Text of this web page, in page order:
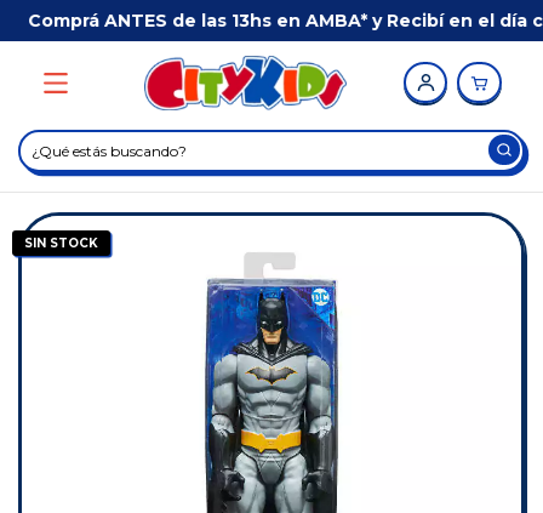
Comprá ANTES de las 13hs en AMBA* y Recibí en el día
SIN STOCK